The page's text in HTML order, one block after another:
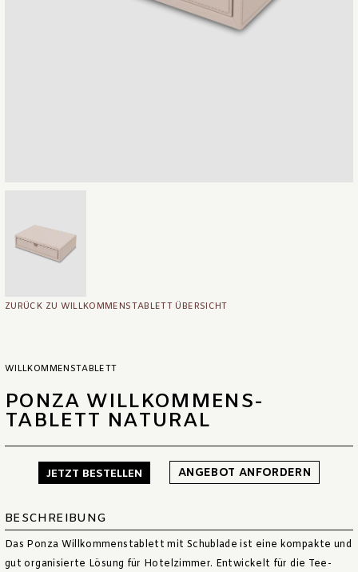
ZURÜCK ZU WILLKOMMENSTABLETT ÜBERSICHT
WILLKOMMENSTABLETT
PONZA WILLKOMMENS-
TABLETT NATURAL
JETZT BESTELLEN ANGEBOT ANFORDERN
BESCHREIBUNG
Das Ponza Willkommenstablett mit Schublade ist eine kompakte und
gut organisierte Lösung für Hotelzimmer. Entwickelt für die Tee-